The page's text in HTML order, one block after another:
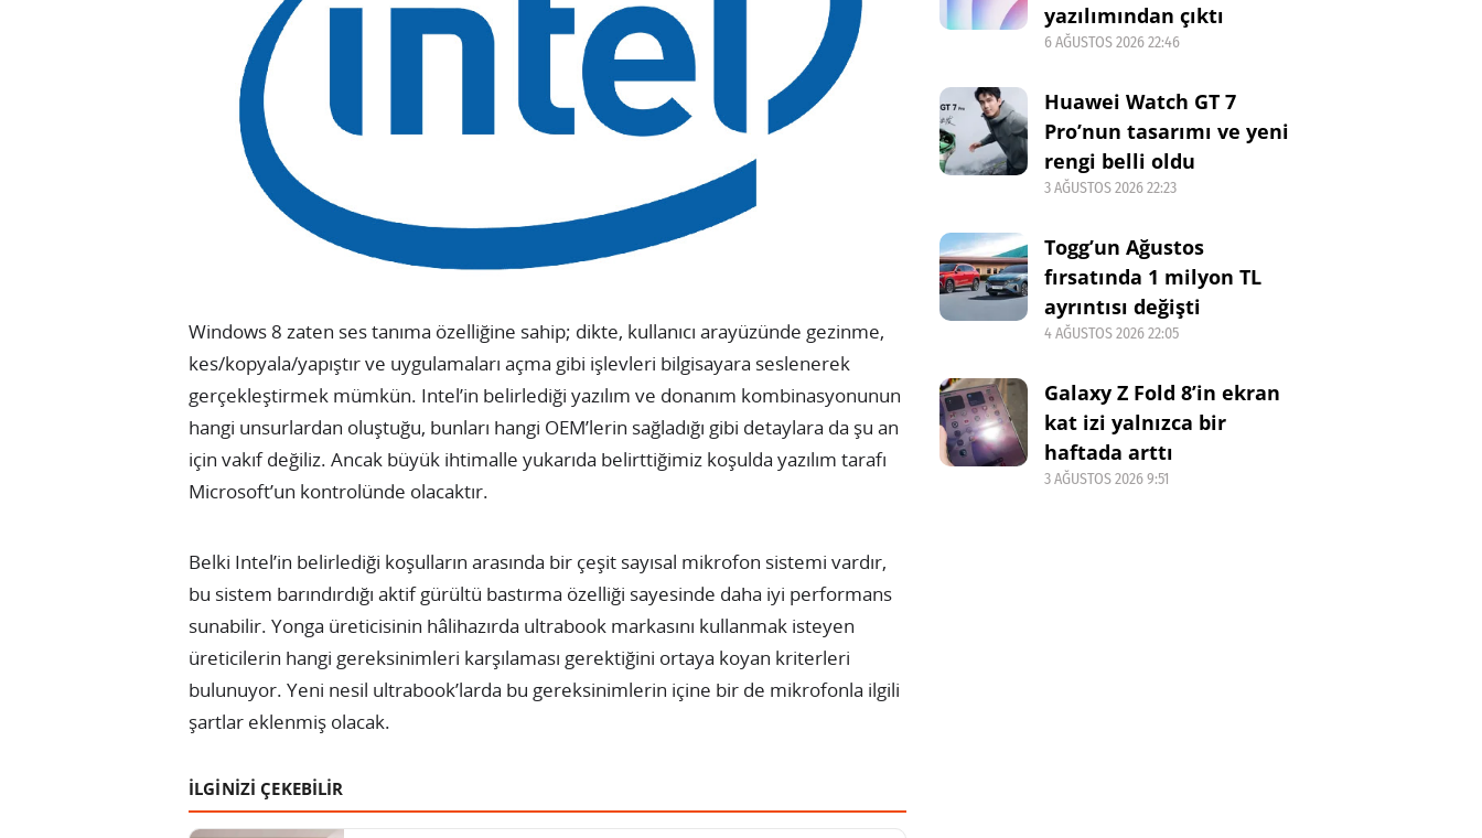
Windows 8 zaten ses tanıma özelliğine sahip; dikte, kullanıcı arayüzünde gezinme,
kes/kopyala/yapıştır ve uygulamaları açma gibi işlevleri bilgisayara seslenerek
gerçekleştirmek mümkün. Intel’in belirlediği yazılım ve donanım kombinasyonunun
hangi unsurlardan oluştuğu, bunları hangi OEM’lerin sağladığı gibi detaylara da şu an
için vakıf değiliz. Ancak büyük ihtimalle yukarıda belirttiğimiz koşulda yazılım tarafı
Microsoft’un kontrolünde olacaktır.
Belki Intel’in belirlediği koşulların arasında bir çeşit sayısal mikrofon sistemi vardır,
bu sistem barındırdığı aktif gürültü bastırma özelliği sayesinde daha iyi performans
sunabilir. Yonga üreticisinin hâlihazırda ultrabook markasını kullanmak isteyen
üreticilerin hangi gereksinimleri karşılaması gerektiğini ortaya koyan kriterleri
bulunuyor. Yeni nesil ultrabook’larda bu gereksinimlerin içine bir de mikrofonla ilgili
şartlar eklenmiş olacak.
İLGİNİZİ ÇEKEBİLİR
yazılımından çıktı
6 AĞUSTOS 2026 22:46
Huawei Watch GT 7
Pro’nun tasarımı ve yeni
rengi belli oldu
3 AĞUSTOS 2026 22:23
Togg’un Ağustos
fırsatında 1 milyon TL
ayrıntısı değişti
4 AĞUSTOS 2026 22:05
Galaxy Z Fold 8’in ekran
kat izi yalnızca bir
haftada arttı
3 AĞUSTOS 2026 9:51